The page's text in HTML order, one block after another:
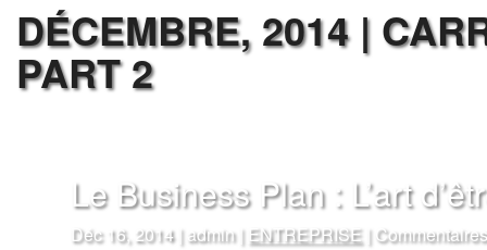
DÉCEMBRE, 2014 |
PART 2
Le Business Plan : L’art
Déc 16, 2014 | admin | ENTREPRISE|